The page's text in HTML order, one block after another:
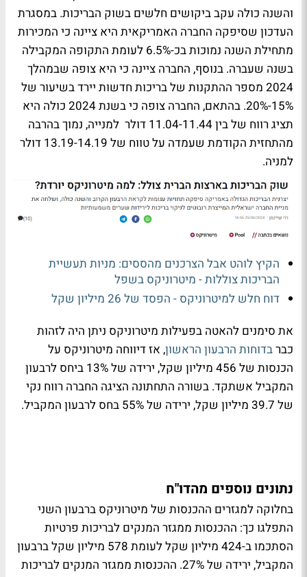
והשנה כולה עקב ביקושים חלשים בשוק הבריכות. במסגרת
העדכון שסיפקה החברה האמריקאית היא ציינה כי המכירות
מתחילת השנה נמוכות בכ-6.5% לעומת התקופה המקבילה
בשנה שעברה. בנוסף, החברה ציינה כי היא צופה שבמהלך
2024 מספר ההתקנות של בריכות חדשות יירד בשיעור של
15%-20%. בהתאם, החברה צופה כי בשנת 2024 כולה היא
תציג רווח של בין 11.04-11.44 דולר למנייה, נמוך בהרבה
מהתחזית הקודמת שעמדה על טווח של 13.19-14.19 דולר
למניה.
הקיץ לוהט אבל הצרכנים מהססים: מניות תעשיית
הבריכות צוללות - מיטרוניקס בשפל
דוח חלש למיטרוניקס - הפסד של 26 מיליון שקל
את סימנים להאטה בפעילות מיטרוניקס ניתן היה לזהות
כברבדוחות הרבעון הראשון, אז דיווחה מיטרוניקס על
הכנסות של 456 מיליון שקל, ירידה של 13% ביחס לרבעון
המקביל אשתקד. בשורה התחתונה הציגה החברה רווח נקי
של 39.7 מיליון שקל, ירידה של 55% בחס לרבעון המקביל.
נתונים נוספים מהדו"ח
בחלוקה למגזרים ההכנסות של מיטרוניקס ברבעון השני
התפלגו כך: ההכנסות ממגזר המנקים לבריכות פרטיות
הסתכמו ב-424 מיליון שקל לעומת 578 מיליון שקל ברבעון
המקביל, ירידה של 27%. ההכנסות ממגזר המנקים לבריכות